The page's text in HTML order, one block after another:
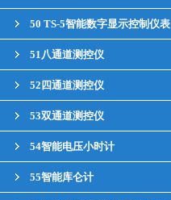
50 TS-5智能数字显示控制仪表
51八通道测控仪
52四通道测控仪
53双通道测控仪
54智能电压小时计
55智能库仑计